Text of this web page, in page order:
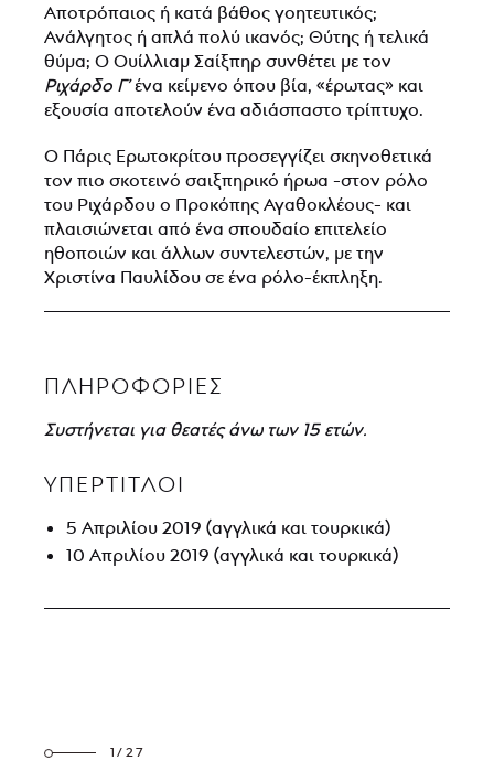
Αποτρόπαιος ή κατά βάθος γοητευτικός;
Ανάλγητος ή απλά πολύ ικανός; Θύτης ή τελικά
θύμα; Ο Ουίλλιαμ Σαίξπηρ συνθέτει με τον
Ριχάρδο Γ’ένα κείμενο όπου βία, «έρωτας» και
εξουσία αποτελούν ένα αδιάσπαστο τρίπτυχο.
Ο Πάρις Ερωτοκρίτου προσεγγίζει σκηνοθετικά
τον πιο σκοτεινό σαιξπηρικό ήρωα -στον ρόλο
του Ριχάρδου ο Προκόπης Αγαθοκλέους- και
πλαισιώνεται από ένα σπουδαίο επιτελείο
ηθοποιών και άλλων συντελεστών, με την
Χριστίνα Παυλίδου σε ένα ρόλο-έκπληξη.
ΠΛΗΡΟΦΟΡΊΕΣ
Συστήνεται για θεατές άνω των 15 ετών.
ΥΠΕΡΤΙΤΛΟΙ
5 Απριλίου 2019 (αγγλικά και τουρκικά)
10 Απριλίου 2019 (αγγλικά και τουρκικά)
1/27